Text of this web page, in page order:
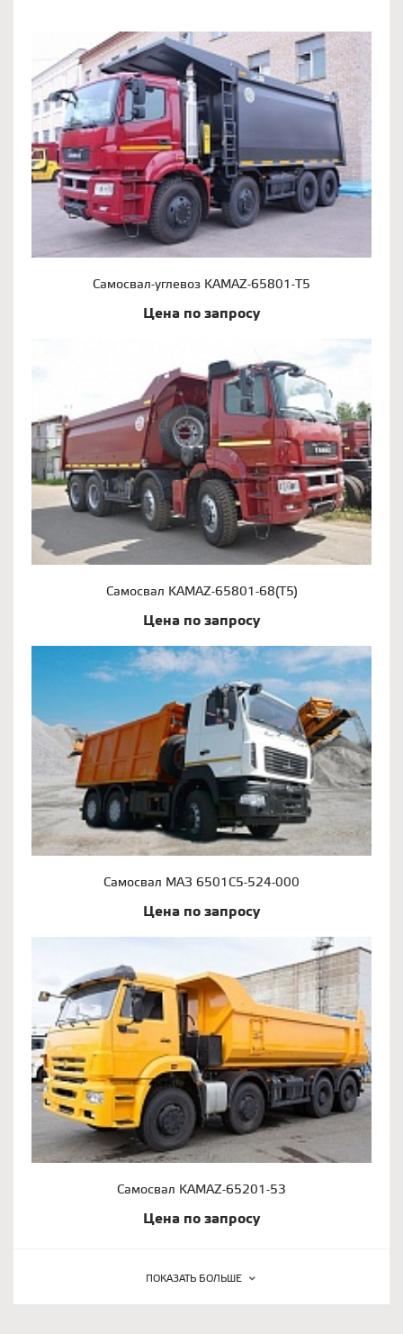
Самосвал-углевоз KAMAZ-65801-Т5
Цена по запросу
Самосвал KAMAZ-65801-68(Т5)
Цена по запросу
Самосвал МАЗ 6501С5-524-000
Цена по запросу
Самосвал KAMAZ-65201-53
Цена по запросу
ПОКАЗАТЬ БОЛЬШЕ